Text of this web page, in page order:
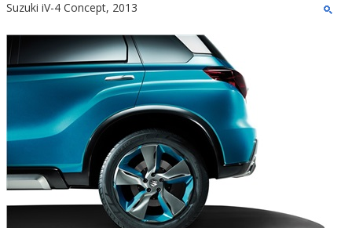
Suzuki iV-4 Concept, 2013